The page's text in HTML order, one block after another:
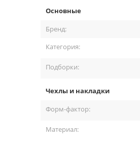
Основные
Бренд:
Категория:
Подборки:
Чехлы и накладки
Форм-фактор:
Материал: